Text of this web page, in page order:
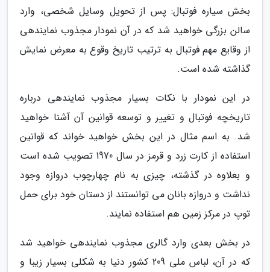
بخش سیاره فوتبال: پس از تحویل وسایل شخصی، وارد
سالن بزرگی خواهید شد که در آن نمودار مجذوب نمایندهی
از وقایع مهم فوتبال به ترتیب تاریخ وقوع به معرض نمایش
گذاشته شده است.
در این نمودار با نکات بسیار مجذوب نمایندهی درباره
تاریخچه فوتبال و تغییر و توسعه قوانین آن آشنا خواهید
شد. به اسم مثال در این بخش خواهید خواند که قوانین
استفاده از کارت زرد و قرمز در سال 1970 تصویب شده است
و بعلاوه در گذشته، چیزی به نام چهارچوب دروازه وجود
نداشت و دروازه بانان می توانستند از دستان خود برای حمل
توپ در مرکز زمین هم استفاده نمایند.
در بخش بعدی وارد گالری مجذوب نمایندهی خواهید شد
که در آن، لباس ملی 209 کشور دنیا به شکلی بسیار زیبا و